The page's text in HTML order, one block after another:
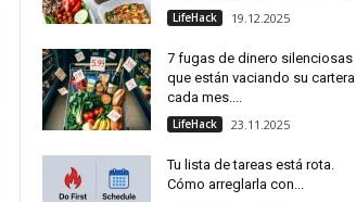
LifeHack 19.12.2025
7 fugas de dinero silenciosas
que están vaciando su cartera
cada mes....
LifeHack 23.11.2025
Tu lista de tareas está rota.
Cómo arreglarla con...